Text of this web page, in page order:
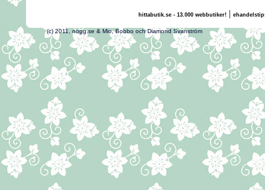
hittabutik.se - 13.000 webbutiker!|
(c) 2011, nogg.se & Mio, Bobbo och Diamond